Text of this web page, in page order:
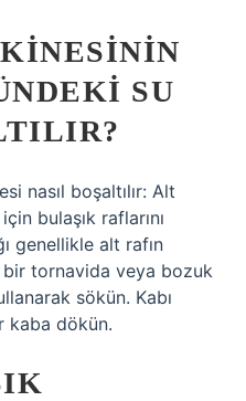
SU
nasıl boşaltılır: Alt
bulaşık raflarını
genellikle alt rafın
bir tornavida veya bozuk
sökün. Kabı
kaba dökün.